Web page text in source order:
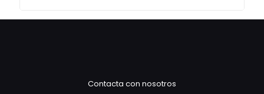
Contacta con nosotros